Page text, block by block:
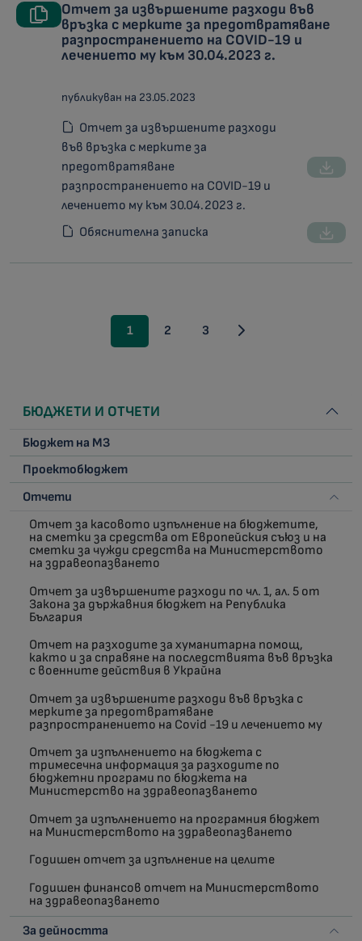
Отчет за извършените разходи във
връзка с мерките за предотвратяване
разпространението на COVID-19 и
лечението му към 30.04.2023 г.
публикуван на 23.05.2023
Отчет за извършените разходи
във връзка с мерките за
предотвратяване
разпространението на COVID-19 и
лечението му към 30.04.2023 г.
Обяснителна записка
1 2 3
БЮДЖЕТИ И ОТЧЕТИ
Бюджет на МЗ
Проектобюджет
Отчети
Отчет за касовото изпълнение на бюджетите,
на сметки за средства от Европейския съюз и на
сметки за чужди средства на Министерството
на здравеопазването
Отчет за извършените разходи по чл. 1, ал. 5 от
Закона за държавния бюджет на Република
България
Отчет на разходите за хуманитарна помощ,
както и за справяне на последствията във връзка
с военните действия в Украйна
Отчет за извършените разходи във връзка с
мерките за предотвратяване
разпространението на Covid -19 и лечението му
Отчет за изпълнението на бюджета с
тримесечна информация за разходите по
бюджетни програми по бюджета на
Министерство на здравеопазването
Отчет за изпълнението на програмния бюджет
на Министерството на здравеопазването
Годишен отчет за изпълнение на целите
Годишен финансов отчет на Министерството
на здравеопазването
За дейността